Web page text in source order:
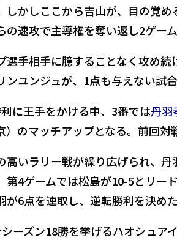
しかしここから吉山が、目の覚
の速攻で主導権を奪い返し2ゲーム
選手相手に臆することなく攻め
ンユンジュが、1点も与えない試
に王手をかける中、3番では丹羽
）のマッチアップとなる。前回対
高いラリー戦が繰り広げられ、
第4ゲームでは松島が10-5とリー
が6点を連取し、逆転勝利を決めた
ーズン18勝を挙げるハオシュア